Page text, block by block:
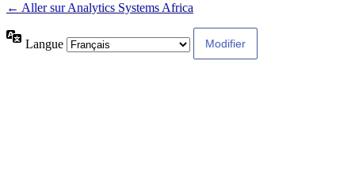
← Aller sur Analytics Systems Africa
Langue